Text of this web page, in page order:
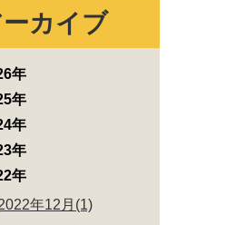
カイブ
年
年
年
年
年
年12月(1)